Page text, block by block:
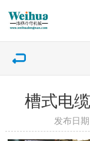
槽式电
发布日